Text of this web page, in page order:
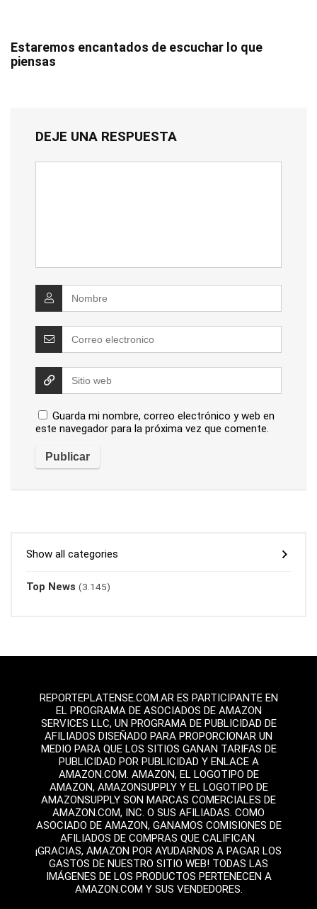
Estaremos encantados de escuchar lo que
piensas
DEJE UNA RESPUESTA
Guarda mi nombre, correo electrónico y web en
este navegador para la próxima vez que comente.
Show all categories
Top News (3.145)
REPORTEPLATENSE.COM.AR ES PARTICIPANTE EN
EL PROGRAMA DE ASOCIADOS DE AMAZON
SERVICES LLC, UN PROGRAMA DE PUBLICIDAD DE
AFILIADOS DISEÑADO PARA PROPORCIONAR UN
MEDIO PARA QUE LOS SITIOS GANAN TARIFAS DE
PUBLICIDAD POR PUBLICIDAD Y ENLACE A
AMAZON.COM. AMAZON, EL LOGOTIPO DE
AMAZON, AMAZONSUPPLY Y EL LOGOTIPO DE
AMAZONSUPPLY SON MARCAS COMERCIALES DE
AMAZON.COM, INC. O SUS AFILIADAS. COMO
ASOCIADO DE AMAZON, GANAMOS COMISIONES DE
AFILIADOS DE COMPRAS QUE CALIFICAN.
¡GRACIAS, AMAZON POR AYUDARNOS A PAGAR LOS
GASTOS DE NUESTRO SITIO WEB! TODAS LAS
IMÁGENES DE LOS PRODUCTOS PERTENECEN A
AMAZON.COM Y SUS VENDEDORES.